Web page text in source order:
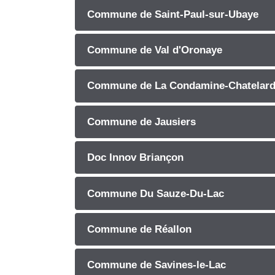
Commune de Saint-Paul-sur-Ubaye
Commune de Val d'Oronaye
Commune de La Condamine-Chatelard
Commune de Jausiers
Doc Innov Briançon
Commune Du Sauze-Du-Lac
Commune de Réallon
Commune de Savines-le-Lac